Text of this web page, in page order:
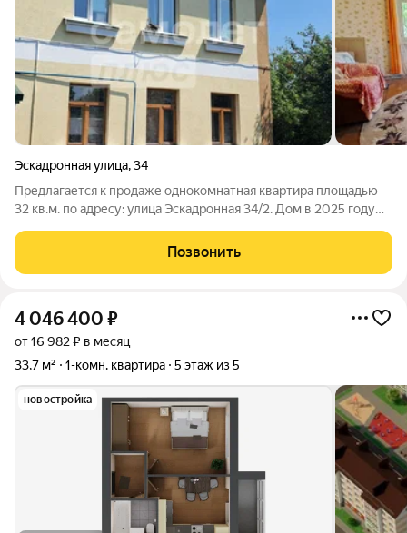
Эскадронная улица,34
Предлагается к продаже однокомнатная квартира площадью
32 кв.м. по адресу: улица Эскадронная 34/2. Дом в 2025 году
облицован фасад. Квартира очень теплая. Год постройки дома
1958. В квартире
Позвонить
4 046 400 ₽
от 16 982 ₽ в месяц
33,7 м²
1-комн. квартира 5 этаж из 5
новостройка